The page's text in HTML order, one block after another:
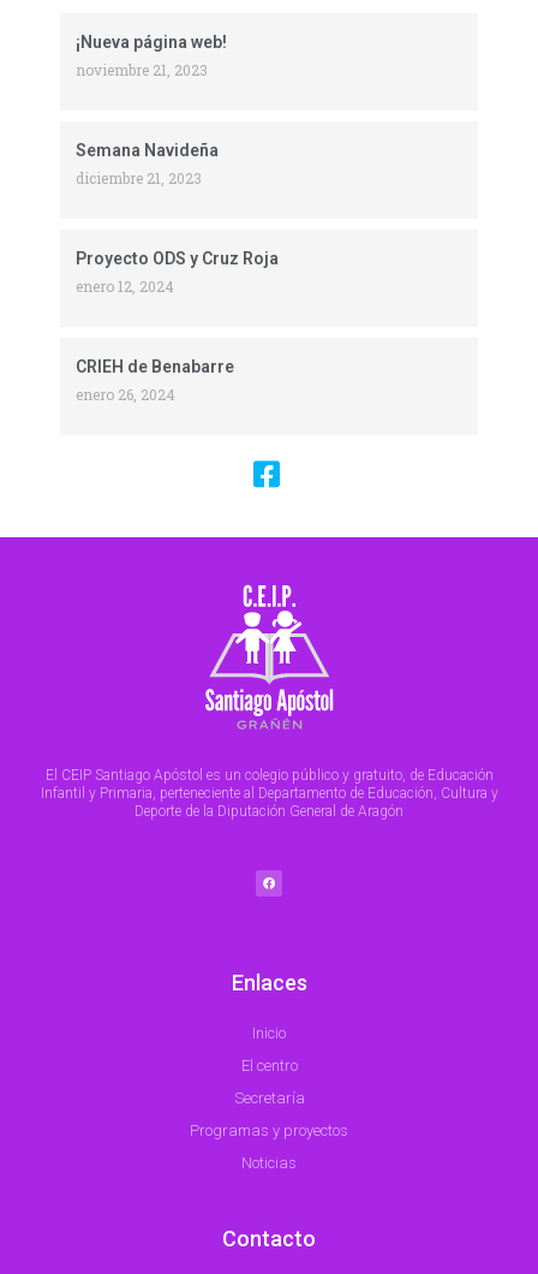
¡Nueva página web!
noviembre 21, 2023
Semana Navideña
diciembre 21, 2023
Proyecto ODS y Cruz Roja
enero 12, 2024
CRIEH de Benabarre
enero 26, 2024
El CEIP Santiago Apóstol es un colegio público y gratuito, de Educación
Infantil y Primaria, perteneciente al Departamento de Educación, Cultura y
Deporte de la Diputación General de Aragón
F
a
c
Enlaces
Inicio
El centro
Secretaría
Programas y proyectos
Noticias
Contacto